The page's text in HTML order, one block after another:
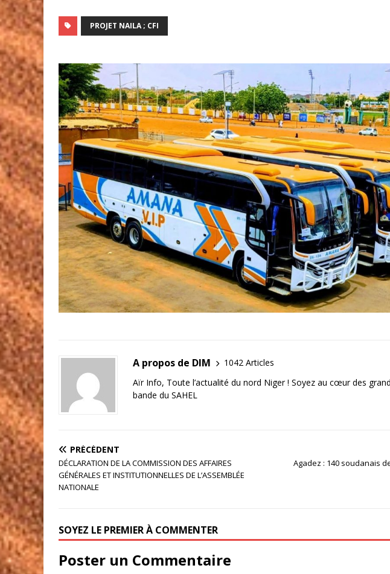
PROJET NAILA ; CFI
A propos de DIM
1042 Articles
Aïr Info, Toute l’actualité du nord Niger ! Soyez au cœur des
bande du SAHEL
PRÉCÉDENT
DÉCLARATION DE LA COMMISSION DES AFFAIRES
GÉNÉRALES ET INSTITUTIONNELLES DE L’ASSEMBLÉE
NATIONALE
Agadez : 140 soudanais
SOYEZ LE PREMIER À COMMENTER
Poster un Commentaire